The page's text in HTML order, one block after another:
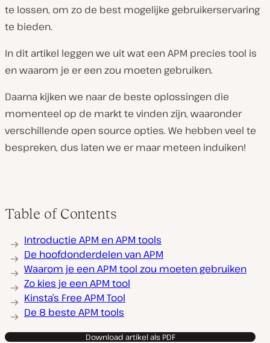
te lossen, om zo de best mogelijke gebruikerservaring
te bieden.
In dit artikel leggen we uit wat een APM precies tool is
en waarom je er een zou moeten gebruiken.
Daarna kijken we naar de beste oplossingen die
momenteel op de markt te vinden zijn, waaronder
verschillende open source opties. We hebben veel te
bespreken, dus laten we er maar meteen induiken!
Table of Contents
Introductie APM en APM tools
De hoofdonderdelen van APM
Waarom je een APM tool zou moeten gebruiken
Zo kies je een APM tool
Kinsta’s Free APM Tool
De 8 beste APM tools
Download artikel als PDF